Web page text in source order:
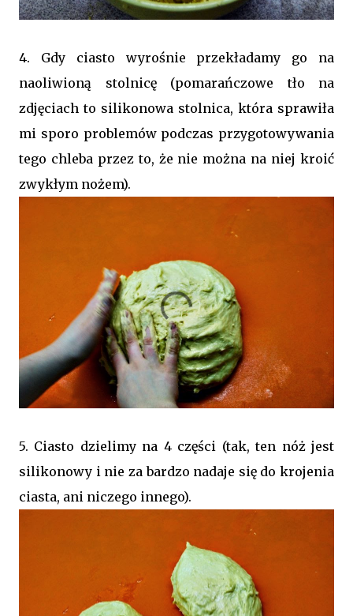
4. Gdy ciasto wyrośnie przekładamy go na
naoliwioną stolnicę (pomarańczowe tło na
zdjęciach to silikonowa stolnica, która sprawiła
mi sporo problemów podczas przygotowywania
tego chleba przez to, że nie można na niej kroić
zwykłym nożem).
5. Ciasto dzielimy na 4 części (tak, ten nóż jest
silikonowy i nie za bardzo nadaje się do krojenia
ciasta, ani niczego innego).